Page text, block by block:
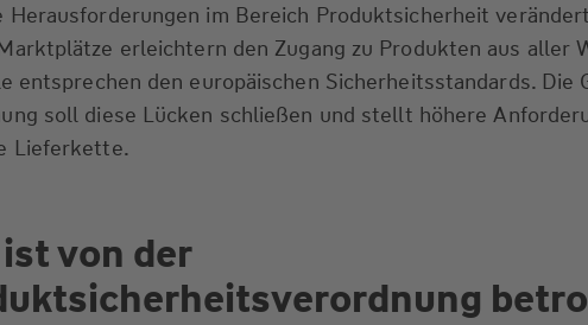
Herausforderungen im Bereich Produktsicherheit
erleichtern den Zugang zu Produkten aus aller
entsprechen den europäischen Sicherheitsstandards. Die
soll diese Lücken schließen und stellt höhere
Lieferkette.
von der